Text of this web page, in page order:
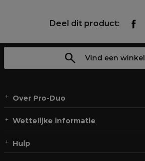
Deel dit product:
Vind een winkel
Over Pro-Duo
Wettelijke informatie
Hulp